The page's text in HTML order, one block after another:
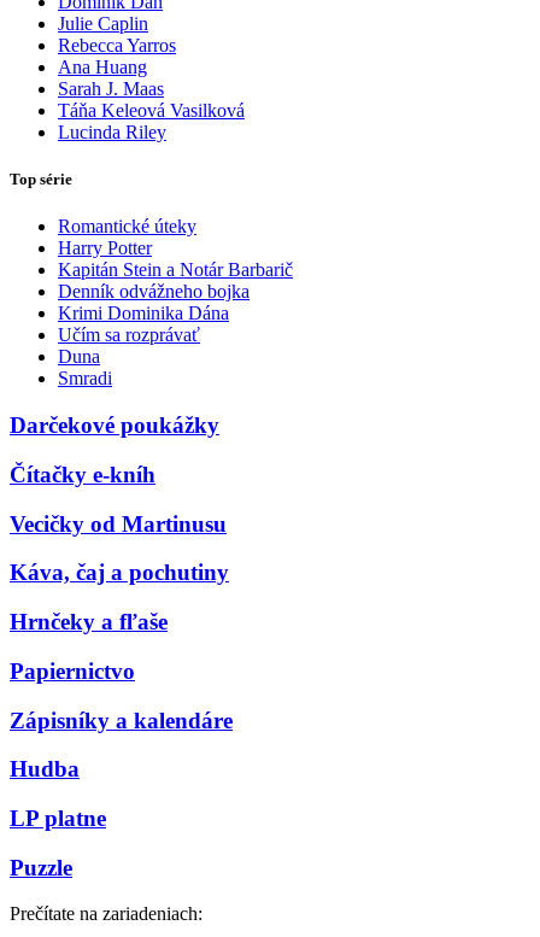
Julie Caplin
Rebecca Yarros
Ana Huang
Sarah J. Maas
Táňa Keleová Vasilková
Lucinda Riley
Top série
Romantické úteky
Harry Potter
Kapitán Stein a Notár Barbarič
Denník odvážneho bojka
Krimi Dominika Dána
Učím sa rozprávať
Duna
Smradi
Darčekové poukážky
Čítačky e-kníh
Vecičky od Martinusu
Káva, čaj a pochutiny
Hrnčeky a fľaše
Papiernictvo
Zápisníky a kalendáre
Hudba
LP platne
Puzzle
Prečítate na zariadeniach: